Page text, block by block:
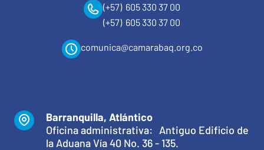
(+57) 605 330 37 00
(+57) 605 330 37 00
comunica@camarabaq.org.co
Barranquilla, Atlántico
Oficina administrativa: Antiguo Edificio de
la Aduana Vía 40 No. 36 - 135.